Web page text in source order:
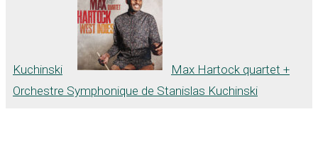
Kuchinski
Max Hartock quartet +
Orchestre Symphonique de Stanislas Kuchinski